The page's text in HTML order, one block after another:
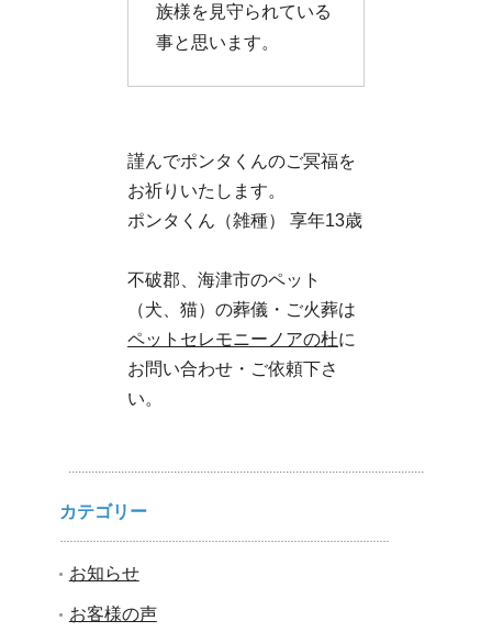
族様を見守られている
事と思います。
謹んでポンタくんのご冥福を
お祈りいたします。
ポンタくん（雑種） 享年13歳
不破郡、海津市のペット
（犬、猫）の葬儀・ご火葬は
ペットセレモニーノアの杜に
お問い合わせ・ご依頼下さ
い。
カテゴリー
お知らせ
お客様の声